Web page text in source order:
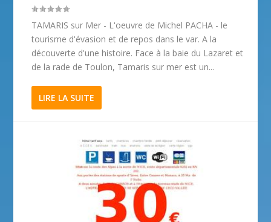
TAMARIS sur Mer - L'oeuvre de Michel PACHA - le
tourisme d'évasion et de repos dans le var. A la
découverte d'une histoire. Face à la baie du Lazaret et
de la rade de Toulon, Tamaris sur mer est un...
LIRE LA SUITE